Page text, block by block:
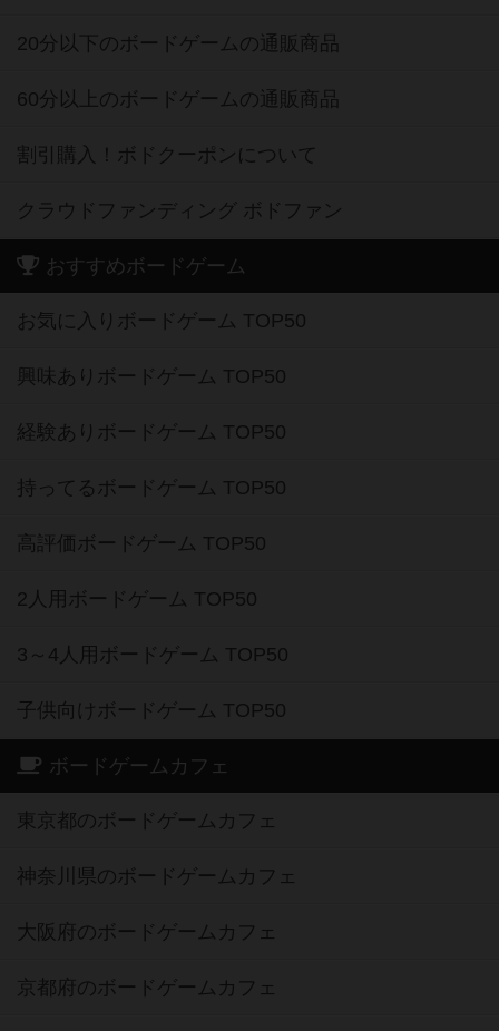
20分以下のボードゲームの通販商品
60分以上のボードゲームの通販商品
割引購入！ボドクーポンについて
クラウドファンディング ボドファン
おすすめボードゲーム
お気に入りボードゲーム TOP50
興味ありボードゲーム TOP50
経験ありボードゲーム TOP50
持ってるボードゲーム TOP50
高評価ボードゲーム TOP50
2人用ボードゲーム TOP50
3～4人用ボードゲーム TOP50
子供向けボードゲーム TOP50
ボードゲームカフェ
東京都のボードゲームカフェ
神奈川県のボードゲームカフェ
大阪府のボードゲームカフェ
京都府のボードゲームカフェ